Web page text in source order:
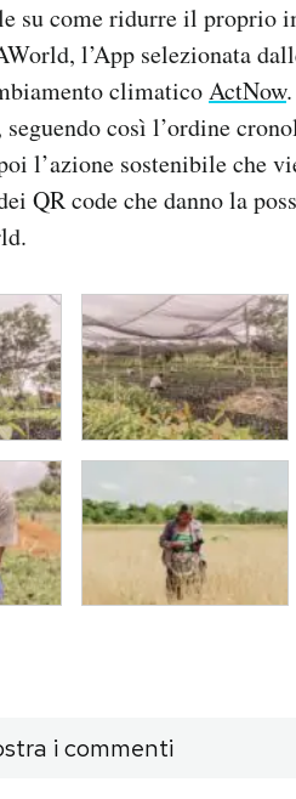
su come ridurre il proprio
l’App selezionata
climaticoActNow
così l’ordine
l’azione sostenibile che
QR code che danno la
i commenti